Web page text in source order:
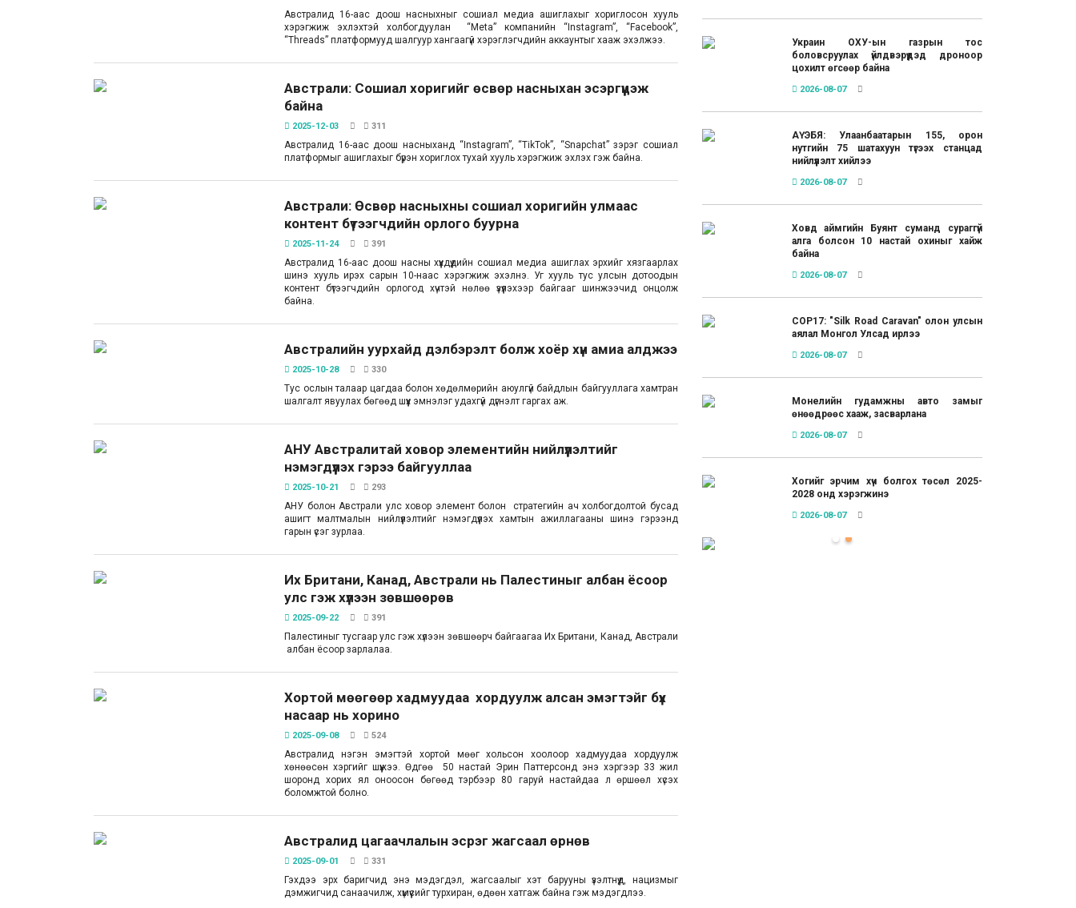
Австралид 16-аас доош насныхныг сошиал медиа ашиглахыг хориглосон хууль
хэрэгжиж эхлэхтэй холбогдуулан “Meta” компанийн “Instagram”, “Facebook”,
“Threads” платформууд шалгуур хангаагүй хэрэглэгчдийн аккаунтыг хааж эхэлжээ.
Австрали: Сошиал хоригийг өсвөр насныхан эсэргүүцэж
байна
2025-12-03 311
Австралид 16-аас доош насныханд “Instagram”, “TikTok”, “Snapchat” зэрэг сошиал
платформыг ашиглахыг бүрэн хориглох тухай хууль хэрэгжиж эхлэх гэж байна.
Австрали: Өсвөр насныхны сошиал хоригийн улмаас
контент бүтээгчдийн орлого буурна
2025-11-24 391
Австралид 16-аас доош насны хүүхдүүдийн сошиал медиа ашиглах эрхийг хязгаарлах
шинэ хууль ирэх сарын 10-наас хэрэгжиж эхэлнэ. Уг хууль тус улсын дотоодын
контент бүтээгчдийн орлогод хүчтэй нөлөө үзүүлэхээр байгааг шинжээчид онцолж
байна.
Австралийн уурхайд дэлбэрэлт болж хоёр хүн амиа алджээ
2025-10-28 330
Тус ослын талаар цагдаа болон хөдөлмөрийн аюулгүй байдлын байгууллага хамтран
шалгалт явуулах бөгөөд шүүх эмнэлэг удахгүй дүгнэлт гаргах аж.
АНУ Австралитай ховор элементийн нийлүүлэлтийг
нэмэгдүүлэх гэрээ байгууллаа
2025-10-21 293
АНУ болон Австрали улс ховор элемент болон стратегийн ач холбогдолтой бусад
ашигт малтмалын нийлүүлэлтийг нэмэгдүүлэх хамтын ажиллагааны шинэ гэрээнд
гарын үсэг зурлаа.
Их Британи, Канад, Австрали нь Палестиныг албан ёсоор
улс гэж хүлээн зөвшөөрөв
2025-09-22 391
Палестиныг тусгаар улс гэж хүлээн зөвшөөрч байгаагаа Их Британи, Канад, Австрали
албан ёсоор зарлалаа.
Хортой мөөгөөр хадмуудаа хордуулж алсан эмэгтэйг бүх
насаар нь хорино
2025-09-08 524
Австралид нэгэн эмэгтэй хортой мөөг хольсон хоолоор хадмуудаа хордуулж
хөнөөсөн хэргийг шүүжээ. Өдгөө 50 настай Эрин Паттерсонд энэ хэргээр 33 жил
шоронд хорих ял оноосон бөгөөд тэрбээр 80 гаруй настайдаа л өршөөл хүсэх
боломжтой болно.
Австралид цагаачлалын эсрэг жагсаал өрнөв
2025-09-01 331
Гэхдээ эрх баригчид энэ мэдэгдэл, жагсаалыг хэт барууны үзэлтнүүд, нацизмыг
дэмжигчид санаачилж, хүмүүсийг турхиран, өдөөн хатгаж байна гэж мэдэгдлээ.
Украин ОХУ-ын газрын тос
боловсруулах үйлдвэрүүдэд дроноор
цохилт өгсөөр байна
2026-08-07
АҮЭБЯ: Улаанбаатарын 155, орон
нутгийн 75 шатахуун түгээх станцад
нийлүүлэлт хийлээ
2026-08-07
Ховд аймгийн Буянт суманд сураггүй
алга болсон 10 настай охиныг хайж
байна
2026-08-07
COP17: "Silk Road Caravan" олон улсын
аялал Монгол Улсад ирлээ
2026-08-07
Монелийн гудамжны авто замыг
өнөөдрөөс хааж, засварлана
2026-08-07
Хогийг эрчим хүч болгох төсөл 2025-
2028 онд хэрэгжинэ
2026-08-07